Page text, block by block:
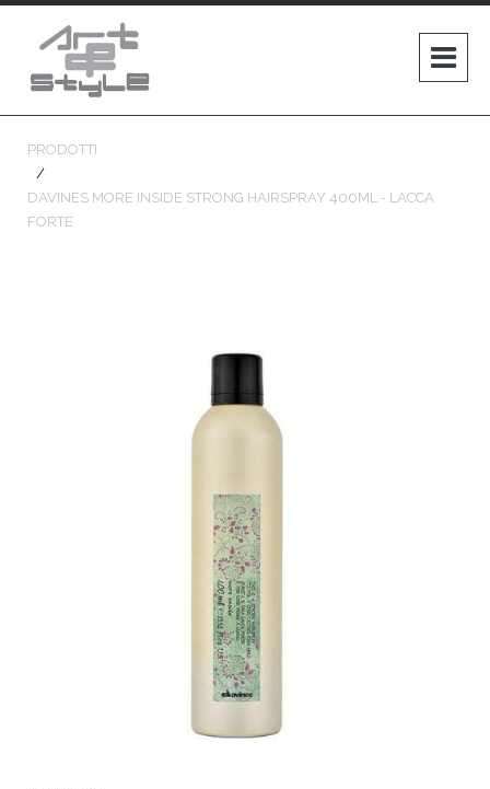
PRODOTTI
DAVINES MORE INSIDE STRONG HAIRSPRAY 400ML - LACCA
FORTE